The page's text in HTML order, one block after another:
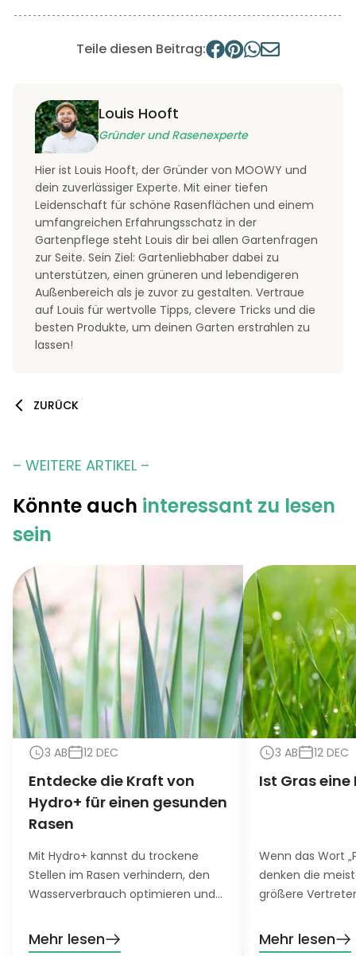
Teile diesen Beitrag:
Louis Hooft
Gründer und Rasenexperte
Hier ist Louis Hooft, der Gründer von MOOWY und
dein zuverlässiger Experte. Mit einer tiefen
Leidenschaft für schöne Rasenflächen und einem
umfangreichen Erfahrungsschatz in der
Gartenpflege steht Louis dir bei allen Gartenfragen
zur Seite. Sein Ziel: Gartenliebhaber dabei zu
unterstützen, einen grüneren und lebendigeren
Außenbereich als je zuvor zu gestalten. Vertraue
auf Louis für wertvolle Tipps, clevere Tricks und die
besten Produkte, um deinen Garten erstrahlen zu
lassen!
ZURÜCK
– WEITERE ARTIKEL –
Könnte auch interessant zu lesen
sein
3 AB 12 DEC
Entdecke die Kraft von
Hydro+ für einen gesunden
Rasen
Mit Hydro+ kannst du trockene
Stellen im Rasen verhindern, den
Wasserverbrauch optimieren und
Trockenperioden fördern.
Mehr lesen
3 AB 12 DEC
Ist Gras eine
Wenn das Wort
denken die
größere
Gras kommt
Sinn. Aber
Mehr lesen